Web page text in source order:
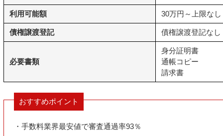
利用可能額 30万円～上限なし
債権譲渡登記 債権譲渡登記なし
必要書類
身分証明書
通帳コピー
請求書
おすすめポイント
・手数料業界最安値で審査通過率93％